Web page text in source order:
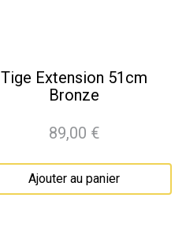
Tige Extension 51cm
Bronze
Prix
89,00 €
Ajouter au panier